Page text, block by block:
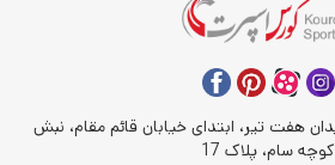
هفت تیر، ابتدای خیابان قائم مقام، نبش
کوچه سام، پلاک 17